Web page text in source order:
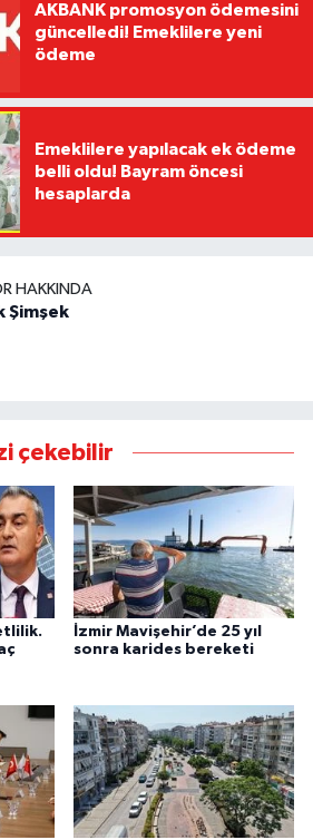
AKBANK promosyon ödemesini
güncelledi! Emeklilere yeni
ödeme
Emeklilere yapılacak ek ödeme
belli oldu! Bayram öncesi
hesaplarda
HAKKINDA
Şimşek
çekebilir
İzmir Mavişehir’de 25 yıl
sonra karides bereketi